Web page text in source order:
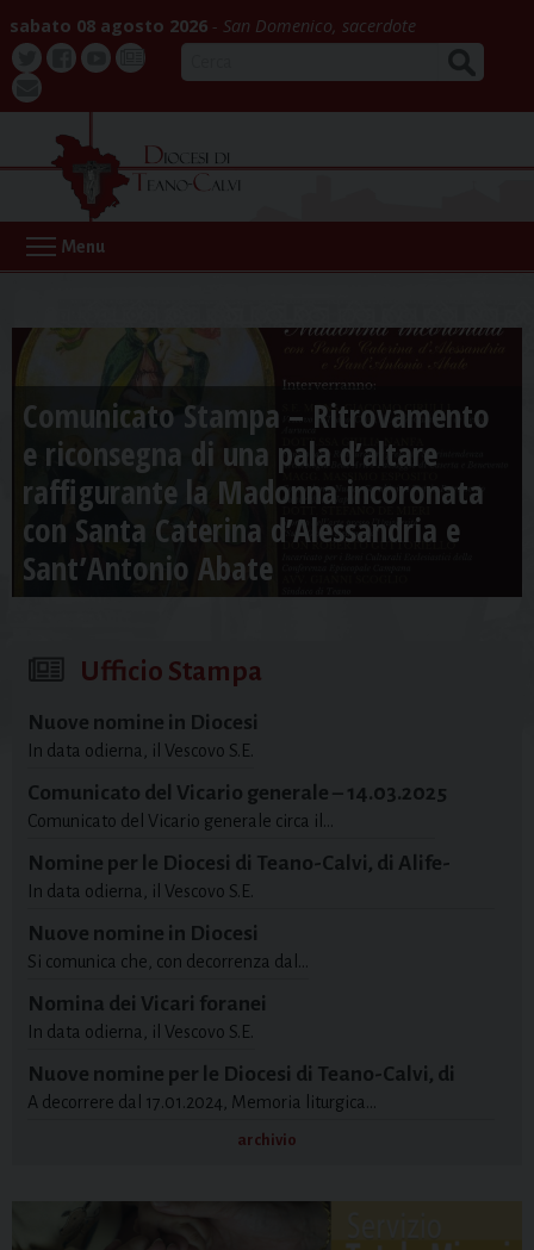
content
sabato 08 agosto 2026 San Domenico, sacerdote
Twitter
Buona
webmail
Menu
Comunicato Stampa – Ritrovamento
e riconsegna di una pala d’altare
raffigurante la Madonna incoronata
con Santa Caterina d’Alessandria e
Sant’Antonio Abate
Ufficio Stampa
Nuove nomine in Diocesi
In data odierna, il Vescovo S.E.
Comunicato del Vicario generale – 14.03.2025
Comunicato del Vicario generale circa il…
Nomine per le Diocesi di Teano-Calvi, di Alife-
Caiazzo e di Sessa Aurunca
In data odierna, il Vescovo S.E.
Nuove nomine in Diocesi
Si comunica che, con decorrenza dal…
Nomina dei Vicari foranei
In data odierna, il Vescovo S.E.
Nuove nomine per le Diocesi di Teano-Calvi, di
Alife-Caiazzo e di Sessa Aurunca
A decorrere dal 17.01.2024, Memoria liturgica…
archivio